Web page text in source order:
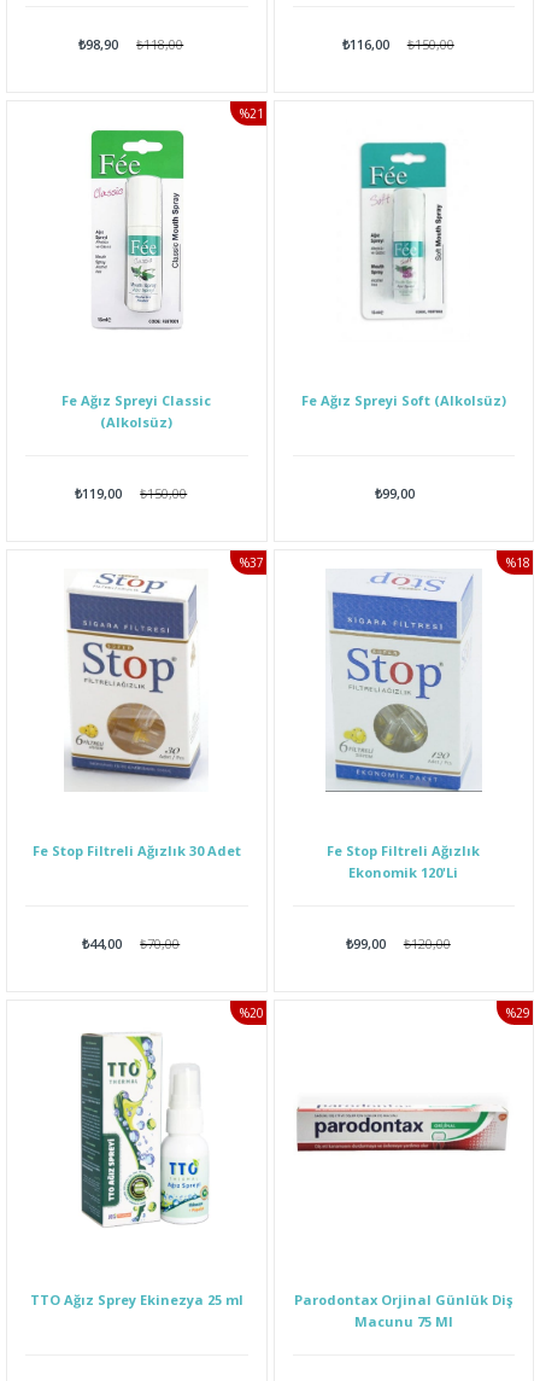
₺98,90 ₺118,00 ₺116,00 ₺150,00
Fe Ağız Spreyi Classic
(Alkolsüz)
₺119,00 ₺150,00
%21
Fe Ağız Spreyi Soft (Alkolsüz)
₺99,00
Fe Stop Filtreli Ağızlık 30 Adet
₺44,00 ₺70,00
%37
Fe Stop Filtreli Ağızlık
Ekonomik 120'Li
₺99,00 ₺120,00
%18
TTO Ağız Sprey Ekinezya 25 ml
%20
Parodontax Orjinal Günlük Diş
Macunu 75 Ml
%29